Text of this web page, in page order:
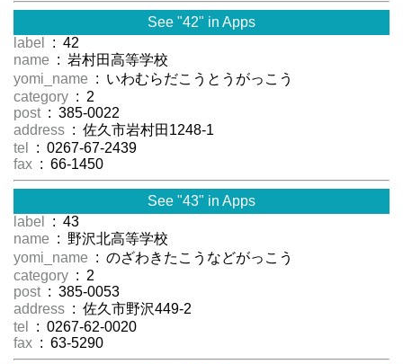
See "42" in Apps
label
: 42
name : 岩村田高等学校
yomi_name : いわむらだこうとうがっこう
category : 2
post : 385-0022
address : 佐久市岩村田1248-1
tel
: 0267-67-2439
fax : 66-1450
See "43" in Apps
label
: 43
name : 野沢北高等学校
yomi_name : のざわきたこうなどがっこう
category : 2
post : 385-0053
address : 佐久市野沢449-2
tel
: 0267-62-0020
fax : 63-5290